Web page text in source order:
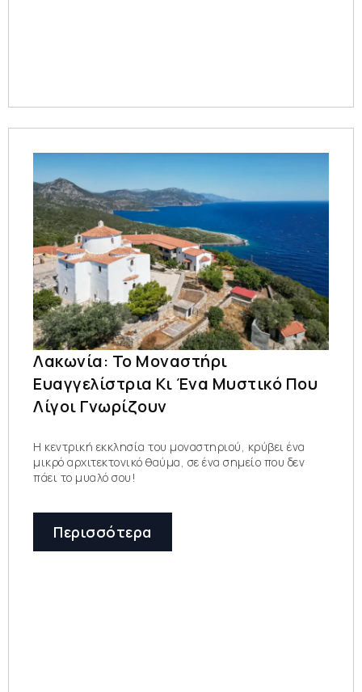
Λακωνία: Το Μοναστήρι
Ευαγγελίστρια Κι Ένα Μυστικό Που
Λίγοι Γνωρίζουν
Η κεντρική εκκλησία του μοναστηριού, κρύβει ένα
μικρό αρχιτεκτονικό θαύμα, σε ένα σημείο που δεν
πάει το μυαλό σου!
Περισσότερα